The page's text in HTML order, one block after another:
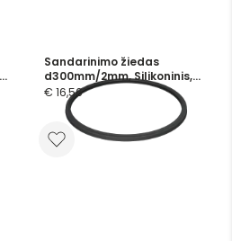
Sandarinimo žiedas
d300mm/2mm, Silikoninis,
mėlynas
€ 16,56